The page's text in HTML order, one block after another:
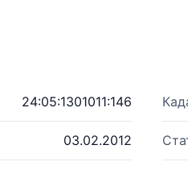
24:05:1301011:146
03.02.2012